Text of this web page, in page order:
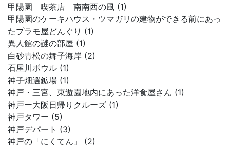
甲陽園 喫茶店 南南西の風 (1)
甲陽園のケーキハウス・ツマガリの建物ができる前にあっ
たプラモ屋どんぐり (1)
異人館の謎の部屋 (1)
白砂青松の舞子海岸 (2)
石屋川ボウル (1)
神子畑選鉱場 (1)
神戸・三宮、東遊園地内にあった洋食屋さん (1)
神戸ー大阪日帰りクルーズ (1)
神戸タワー (5)
神戸デパート (3)
神戸の「にくてん」 (2)